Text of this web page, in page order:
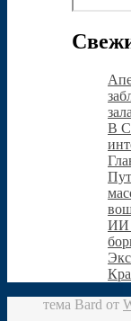
В
ИИ
тема Bard от